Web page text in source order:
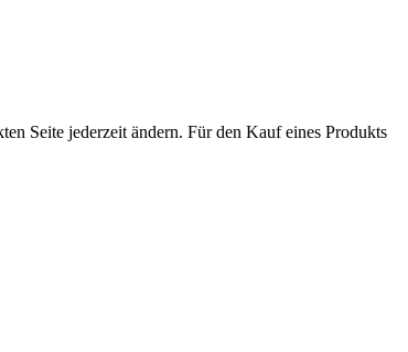
Seite jederzeit ändern. Für den Kauf eines Produkts